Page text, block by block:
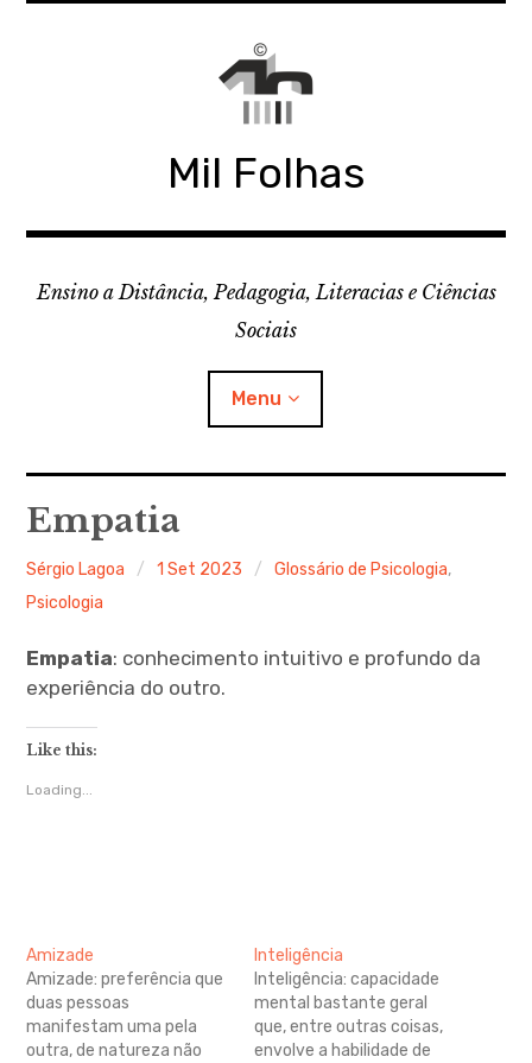
Mil Folhas
Ensino a Distância, Pedagogia, Literacias e Ciências
Sociais
Menu
Ferramentas Digitais
Blog
Glossário de Psicologia
Psicologia – Biografias
Empatia
Sérgio Lagoa 1 Set 2023 Glossário de Psicologia,
Psicologia
Empatia: conhecimento intuitivo e profundo da
experiência do outro.
Like this:
Loading...
Amizade
Amizade: preferência que
duas pessoas
manifestam uma pela
outra, de natureza não
Inteligência
Inteligência: capacidade
mental bastante geral
que, entre outras coisas,
envolve a habilidade de